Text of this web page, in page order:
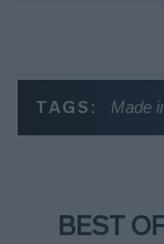
TAGS: Made
BEST